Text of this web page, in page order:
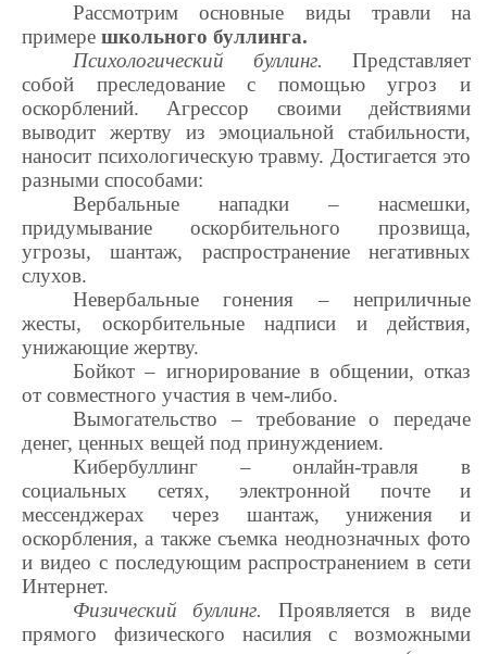
Рассмотрим основные виды травли на
примере школьного буллинга.
Психологический буллинг. Представляет
собой преследование с помощью угроз и
оскорблений. Агрессор своими действиями
выводит жертву из эмоциальной стабильности,
наносит психологическую травму. Достигается это
разными способами:
Вербальные нападки – насмешки,
придумывание оскорбительного прозвища,
угрозы, шантаж, распространение негативных
слухов.
Невербальные гонения – неприличные
жесты, оскорбительные надписи и действия,
унижающие жертву.
Бойкот – игнорирование в общении, отказ
от совместного участия в чем-либо.
Вымогательство – требование о передаче
денег, ценных вещей под принуждением.
Кибербуллинг – онлайн-травля в
социальных сетях, электронной почте и
мессенджерах через шантаж, унижения и
оскорбления, а также съемка неоднозначных фото
и видео с последующим распространением в сети
Интернет.
Физический буллинг. Проявляется в виде
прямого физического насилия с возможными